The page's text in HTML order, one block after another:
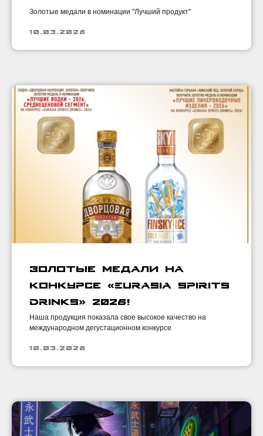
Золотые медали в номинации "Лучший продукт"
10.03.2026
Золотые медали на
конкурсе «EURASIA SPIRITS
DRINKS» 2026!
Наша продукция показала свое высокое качество на
международном дегустационном конкурсе
10.03.2026